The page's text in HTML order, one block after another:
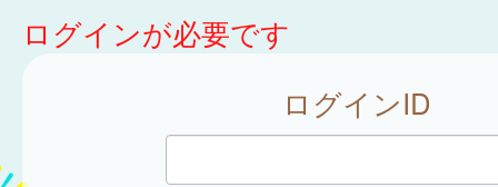
ログインが必要です
ログインID